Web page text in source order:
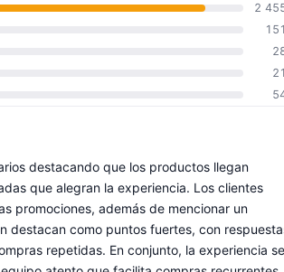
2
151
21
destacando que los productos llegan
que alegran la experiencia. Los clientes
promociones, además de mencionar un
destacan como puntos fuertes, con
repetidas. En conjunto, la experiencia se